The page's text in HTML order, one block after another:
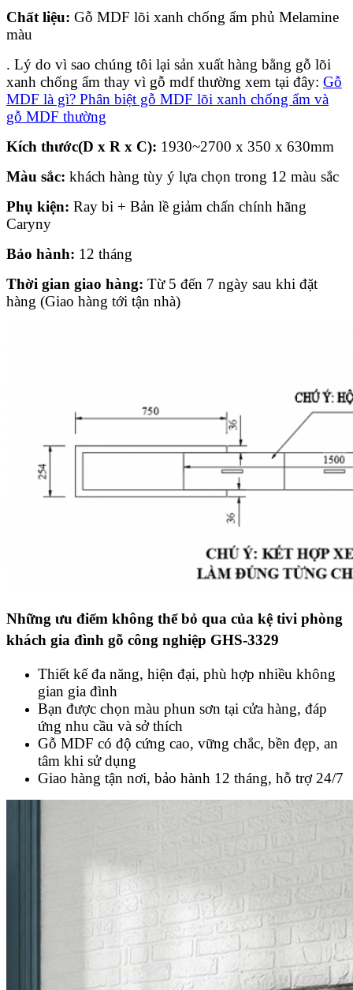
Chất liệu: Gỗ MDF lõi xanh chống ẩm phủ Melamine
màu
. Lý do vì sao chúng tôi lại sản xuất hàng bằng gỗ lõi
xanh chống ẩm thay vì gỗ mdf thường xem tại đây: Gỗ
MDF là gì? Phân biệt gỗ MDF lõi xanh chống ẩm và
gỗ MDF thường
Kích thước(D x R x C): 1930~2700 x 350 x 630mm
Màu sắc: khách hàng tùy ý lựa chọn trong 12 màu sắc
Phụ kiện: Ray bi + Bản lề giảm chấn chính hãng
Caryny
Bảo hành: 12 tháng
Thời gian giao hàng: Từ 5 đến 7 ngày sau khi đặt
hàng (Giao hàng tới tận nhà)
Những ưu điểm không thể bỏ qua của kệ tivi phòng
khách gia đình gỗ công nghiệp GHS-3329
Thiết kế đa năng, hiện đại, phù hợp nhiều không
gian gia đình
Bạn được chọn màu phun sơn tại cửa hàng, đáp
ứng nhu cầu và sở thích
Gỗ MDF có độ cứng cao, vững chắc, bền đẹp, an
tâm khi sử dụng
Giao hàng tận nơi, bảo hành 12 tháng, hỗ trợ 24/7